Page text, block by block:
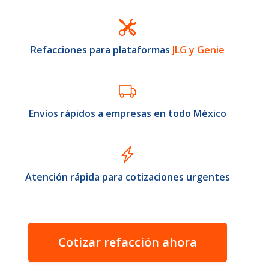
Refacciones para plataformas JLG y Genie
Envíos rápidos a empresas en todo México
Atención rápida para cotizaciones urgentes
Cotizar refacción ahora